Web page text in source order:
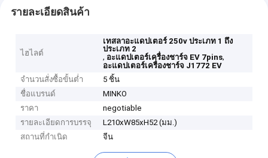
รายละเอียดสินค้า
ไฮไลต์
เทสลาอะแดปเตอร์ 250v ประเภท 1 ถึง
ประเภท 2
, อะแดปเตอร์เครื่องชาร์จ EV 7pins,
อะแดปเตอร์เครื่องชาร์จ J1772 EV
จำนวนสั่งซื้อขั้นต่ำ
5 ชิ้น
ชื่อแบรนด์
MINKO
ราคา
negotiable
รายละเอียดการบรรจุ
L210xW85xH52 (มม.)
สถานที่กำเนิด
จีน